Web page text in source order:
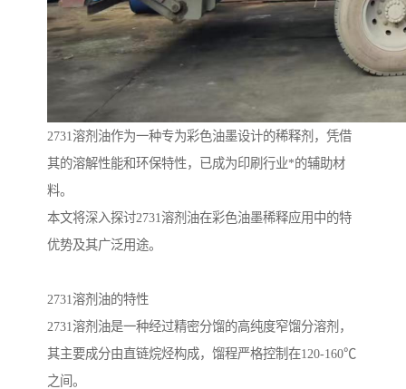
2731溶剂油作为一种专为彩色油墨设计的稀释剂，凭借
其的溶解性能和环保特性，已成为印刷行业*的辅助材
料。
本文将深入探讨2731溶剂油在彩色油墨稀释应用中的特
优势及其广泛用途。
2731溶剂油的特性
2731溶剂油是一种经过精密分馏的高纯度窄馏分溶剂，
其主要成分由直链烷烃构成，馏程严格控制在120-160℃
之间。